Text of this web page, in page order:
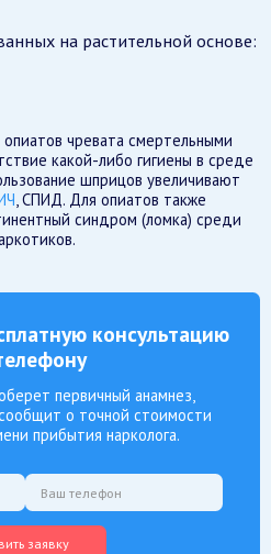
на растительной основе:
чревата смертельными
какой-либо гигиены в среде
шприцов увеличивают
, СПИД. Для опиатов также
синдром (ломка) среди
консультацию
первичный анамнез,
о точной стоимости
прибытия нарколога.
заявку